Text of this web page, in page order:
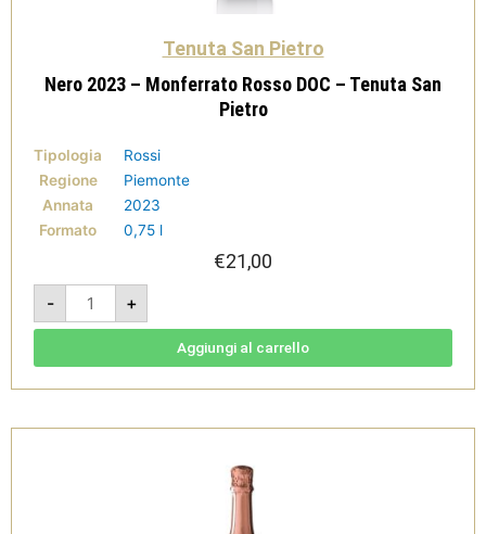
Tenuta San Pietro
Nero 2023 – Monferrato Rosso DOC – Tenuta San
Pietro
Tipologia
Rossi
Regione
Piemonte
Annata
2023
Formato
0,75 l
€21,00
-
Nero
2023
-
Monferrato
Tenuta
quantità
+
Aggiungi al carrello